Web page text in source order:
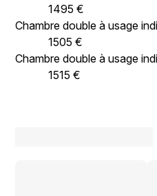
1495 €
Chambre double à
1505 €
Chambre double à
1515 €